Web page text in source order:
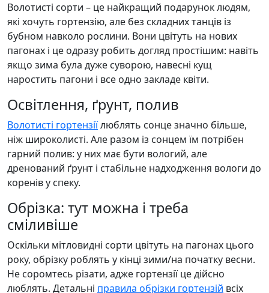
Волотисті сорти – це найкращий подарунок людям,
які хочуть гортензію, але без складних танців із
бубном навколо рослини. Вони цвітуть на нових
пагонах і це одразу робить догляд простішим: навіть
якщо зима була дуже суворою, навесні кущ
наростить пагони і все одно закладе квіти.
Освітлення, ґрунт, полив
Волотисті гортензіїлюблять сонце значно більше,
ніж широколисті. Але разом із сонцем їм потрібен
гарний полив: у них має бути вологий, але
дренований ґрунт і стабільне надходження вологи до
коренів у спеку.
Обрізка: тут можна і треба
сміливіше
Оскільки мітловидні сорти цвітуть на пагонах цього
року, обрізку роблять у кінці зими/на початку весни.
Не соромтесь різати, адже гортензії це дійсно
люблять. Детальні правила обрізки гортензій всіх